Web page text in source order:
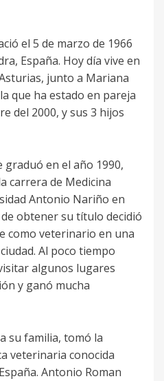
el 5 de marzo de 1966
España. Hoy día vive en
junto a Mariana
que ha estado en pareja
del 2000, y sus 3 hijos
graduó en el año 1990,
carrera de Medicina
Antonio Nariño en
obtener su título decidió
como veterinario en una
Al poco tiempo
algunos lugares
y ganó mucha
su familia, tomó la
veterinaria conocida
Antonio Roman